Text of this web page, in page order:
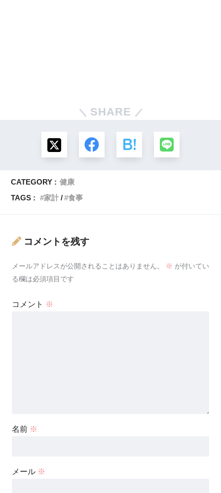
SHARE
CATEGORY : 健康
TAGS :
家計 食事
コメントを残す
メールアドレスが公開されることはありません。 ※ が付いてい
る欄は必須項目です
コメント ※
名前 ※
メール ※